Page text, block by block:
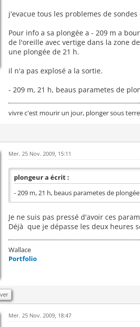
j'evacue tous les problemes de
Pour info a sa plongée a - 209 m a
de l'oreille avec vertige dans la zone
une plongée de 21 h.
il n'a pas explosé a la sortie.
- 209 m, 21 h, beaus parametes de
vivre c'est mourir un jour, plonger sous
Mer. 25 Nov. 2009, 15:11
plongeur a écrit :
- 209 m, 21 h, beaus parametes de
Je ne suis pas pressé d'avoir ces
Déjà que je dépasse les deux heures
Wallace
Portfolio
Mer. 25 Nov. 2009, 18:47